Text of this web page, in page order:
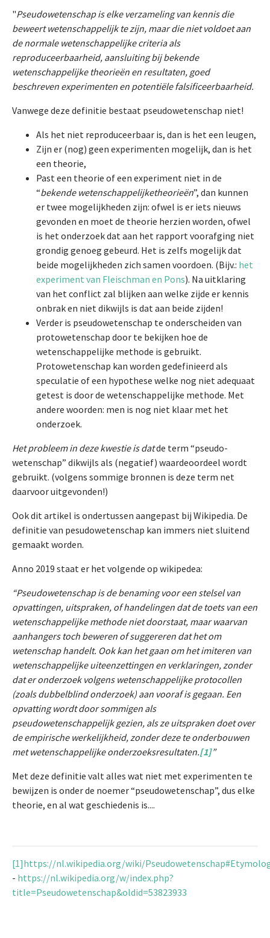
"Pseudowetenschap is elke verzameling van kennis die
beweert wetenschappelijk te zijn, maar die niet voldoet aan
de normale wetenschappelijke criteria als
reproduceerbaarheid, aansluiting bij bekende
wetenschappelijke theorieën en resultaten, goed
beschreven experimenten en potentiële falsificeerbaarheid.
Vanwege deze definitie bestaat pseudowetenschap niet!
Als het niet reproduceerbaar is, dan is het een leugen,
Zijn er (nog) geen experimenten mogelijk, dan is het
een theorie,
Past een theorie of een experiment niet in de
“bekende wetenschappelijketheorieën”, dan kunnen
er twee mogelijkheden zijn: ofwel is er iets nieuws
gevonden en moet de theorie herzien worden, ofwel
is het onderzoek dat aan het rapport voorafging niet
grondig genoeg gebeurd. Het is zelfs mogelijk dat
beide mogelijkheden zich samen voordoen. (Bijv.: het
experiment van Fleischman en Pons). Na uitklaring
van het conflict zal blijken aan welke zijde er kennis
onbrak en niet dikwijls is dat aan beide zijden!
Verder is pseudowetenschap te onderscheiden van
protowetenschap door te bekijken hoe de
wetenschappelijke methode is gebruikt.
Protowetenschap kan worden gedefinieerd als
speculatie of een hypothese welke nog niet adequaat
getest is door de wetenschappelijke methode. Met
andere woorden: men is nog niet klaar met het
onderzoek.
Het probleem in deze kwestie is datde term “pseudo-
wetenschap” dikwijls als (negatief) waardeoordeel wordt
gebruikt. (volgens sommige bronnen is deze term net
daarvoor uitgevonden!)
Ook dit artikel is ondertussen aangepast bij Wikipedia. De
definitie van pesudowetenschap kan immers niet sluitend
gemaakt worden.
Anno 2019 staat er het volgende op wikipedea:
“Pseudowetenschap is de benaming voor een stelsel van
opvattingen, uitspraken, of handelingen dat de toets van een
wetenschappelijke methode niet doorstaat, maar waarvan
aanhangers toch beweren of suggereren dat het om
wetenschap handelt. Ook kan het gaan om het imiteren van
wetenschappelijke uiteenzettingen en verklaringen, zonder
dat er onderzoek volgens wetenschappelijke protocollen
(zoals dubbelblind onderzoek) aan vooraf is gegaan. Een
opvatting wordt door sommigen als
pseudowetenschappelijk gezien, als ze uitspraken doet over
de empirische werkelijkheid, zonder deze te onderbouwen
met wetenschappelijke onderzoeksresultaten.[1]”
Met deze definitie valt alles wat niet met experimenten te
bewijzen is onder de noemer “pseudowetenschap”, dus elke
theorie, en al wat geschiedenis is....
[1]https://nl.wikipedia.org/wiki/
- https://nl.wikipedia.org/w/index.php?
title=Pseudowetenschap&oldid=53823933